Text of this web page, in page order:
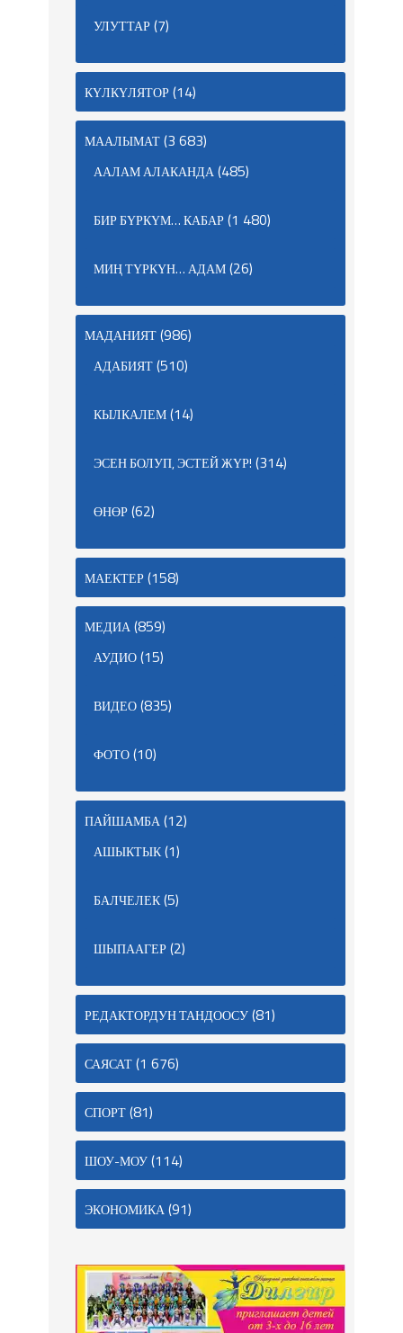
УЛУТТАР(7)
КҮЛКҮЛЯТОР(14)
МААЛЫМАТ(3 683)
ААЛАМ АЛАКАНДА(485)
БИР БҮРКҮМ… КАБАР(1 480)
МИҢ ТҮРКҮН… АДАМ(26)
МАДАНИЯТ(986)
АДАБИЯТ(510)
КЫЛКАЛЕМ(14)
ЭСЕН БОЛУП, ЭСТЕЙ ЖҮР! (314)
ӨНӨР(62)
МАЕКТЕР(158)
МЕДИА(859)
АУДИО(15)
ВИДЕО(835)
ФОТО(10)
ПАЙШАМБА(12)
АШЫКТЫК(1)
БАЛЧЕЛЕК(5)
ШЫПААГЕР(2)
РЕДАКТОРДУН ТАНДООСУ(81)
САЯСАТ(1 676)
СПОРТ(81)
ШОУ-МОУ(114)
ЭКОНОМИКА(91)